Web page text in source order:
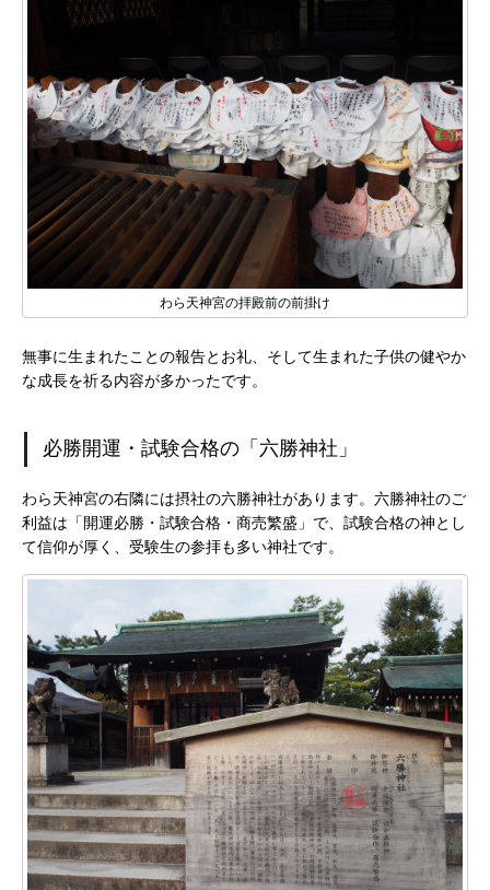
わら天神宮の拝殿前の前掛け
無事に生まれたことの報告とお礼、そして生まれた子供の健やか
な成長を祈る内容が多かったです。
必勝開運・試験合格の「六勝神社」
わら天神宮の右隣には摂社の六勝神社があります。六勝神社のご
利益は「開運必勝・試験合格・商売繁盛」で、試験合格の神とし
て信仰が厚く、受験生の参拝も多い神社です。